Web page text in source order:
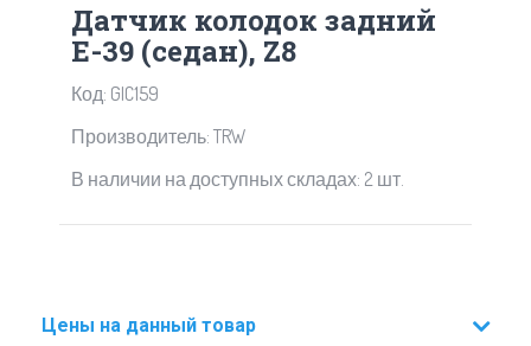
Датчик колодок задний
Е-39 (седан), Z8
Код: GIC159
Производитель: TRW
В наличии на доступных складах: 2 шт.
Цены на данный товар